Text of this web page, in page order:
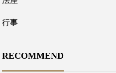
行事
RECOMMEND